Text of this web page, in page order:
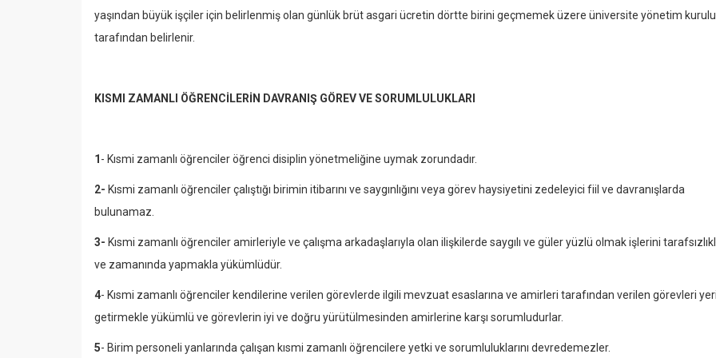
yaşından büyük işçiler için belirlenmiş olan günlük brüt asgari ücretin dörtte birini geçmemek üzere üniversite yönetim kurulu
tarafından belirlenir.
KISMI ZAMANLI ÖĞRENCİLERİN DAVRANIŞ GÖREV VE SORUMLULUKLARI
1 - Kısmi zamanlı öğrenciler öğrenci disiplin yönetmeliğine uymak zorundadır.
2- Kısmi zamanlı öğrenciler çalıştığı birimin itibarını ve saygınlığını veya görev haysiyetini zedeleyici fiil ve davranışlarda
bulunamaz.
3- Kısmi zamanlı öğrenciler amirleriyle ve çalışma arkadaşlarıyla olan ilişkilerde saygılı ve güler yüzlü olmak işlerini
ve zamanında yapmakla yükümlüdür.
4- Kısmi zamanlı öğrenciler kendilerine verilen görevlerde ilgili mevzuat esaslarına ve amirleri tarafından verilen görevleri
getirmekle yükümlü ve görevlerin iyi ve doğru yürütülmesinden amirlerine karşı sorumludurlar.
5- Birim personeli yanlarında çalışan kısmi zamanlı öğrencilere yetki ve sorumluluklarını devredemezler.